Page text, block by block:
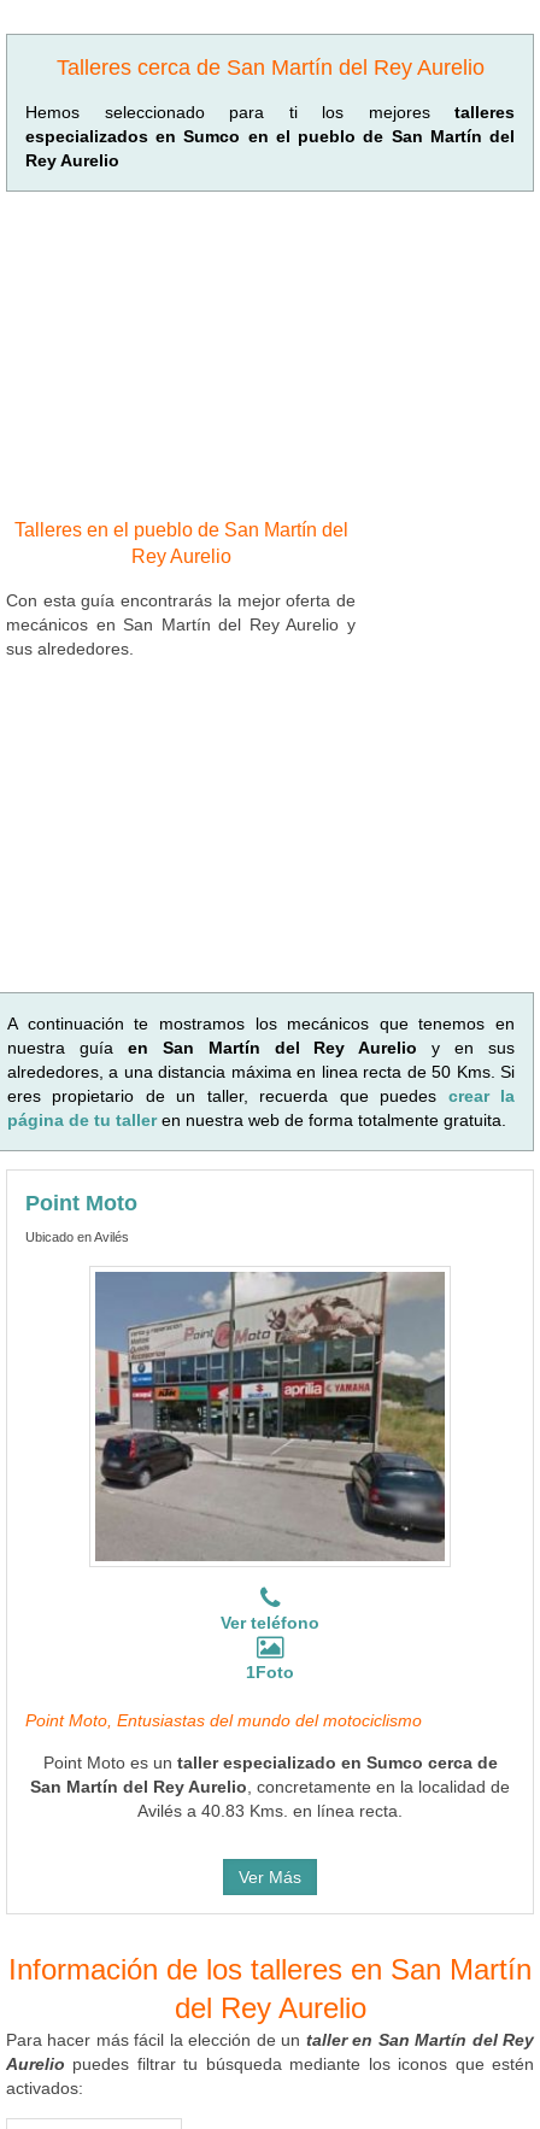
Talleres cerca de San Martín del Rey Aurelio
Hemos seleccionado para ti los mejores talleres
especializados en Sumco en el pueblo de San Martín del
Rey Aurelio
Talleres en el pueblo de San Martín del
Rey Aurelio
Con esta guía encontrarás la mejor oferta de
mecánicos en San Martín del Rey Aurelio y
sus alrededores.
A continuación te mostramos los mecánicos que tenemos en
nuestra guía en San Martín del Rey Aurelio y en sus
alrededores, a una distancia máxima en linea recta de 50 Kms. Si
eres propietario de un taller, recuerda que puedes crear la
página de tu talleren nuestra web de forma totalmente gratuita.
Point Moto
Ubicado en Avilés
Ver teléfono
1Foto
Point Moto, Entusiastas del mundo del motociclismo
Point Moto es un taller especializado en Sumco cerca de
San Martín del Rey Aurelio , concretamente en la localidad de
Avilés a 40.83 Kms. en línea recta.
Ver Más
Información de los talleres en San Martín
del Rey Aurelio
Para hacer más fácil la elección de un taller en San Martín del Rey
Aurelio puedes filtrar tu búsqueda mediante los iconos que estén
activados: